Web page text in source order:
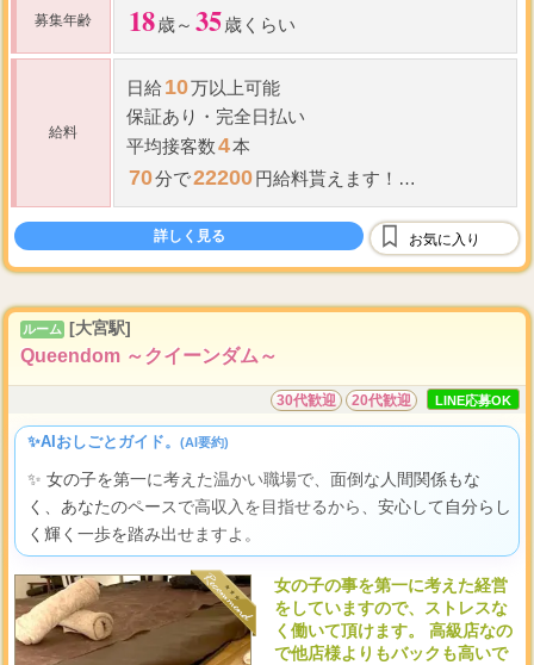
募集年齢 18歳～ 35歳くらい
給料
日給10万以上可能
保証あり ・ 完全日払い
平均接客数4本
70分で22200円給料貰えます！
分コース⇒最低 円以上～
100分コース⇒最低7,000円以上～
130分コー...
詳しく見る お気に入り
ルーム [大宮駅]
Queendom ～クイーンダム～
30代歓迎 20代歓迎 LINE応募OK
✨AIおしごとガイド。 (AI要約)
✨ 女の子を第一に考えた温かい職場で、面倒な人間関係もな
く、あなたのペースで高収入を目指せるから、安心して自分らし
く輝く一歩を踏み出せますよ。
女の子の事を第一に考えた経営
をしていますので、ストレスな
く働いて頂けます。 高級店なの
で他店様よりもバックも高いで